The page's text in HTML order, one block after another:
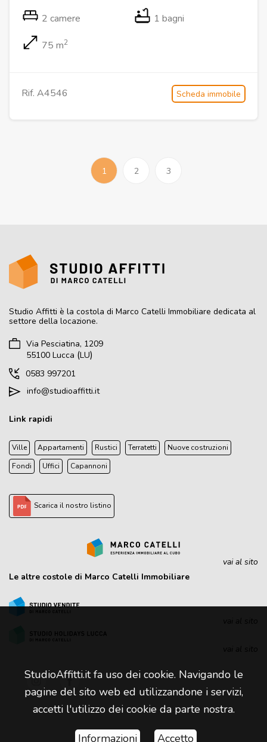
2 camere 1 bagni
75 m2
Rif. A4546 Scheda immobile
1 2 3
StudioAffitti.it fa uso dei cookie. Navigando le
pagine del sito web ed utilizzandone i servizi,
accetti l'utilizzo dei cookie da parte nostra.
Informazioni Accetto
Studio Affitti è la costola di Marco Catelli Immobiliare dedicata al
settore della locazione.
Via Pesciatina, 1209
55100 Lucca (LU)
0583 997201
info@studioaffitti.it
Link rapidi
Ville Appartamenti Rustici Terratetti
Nuove costruzioni
Fondi
Uffici Capannoni
Scarica il nostro listino
vai al sito
Le altre costole di Marco Catelli Immobiliare